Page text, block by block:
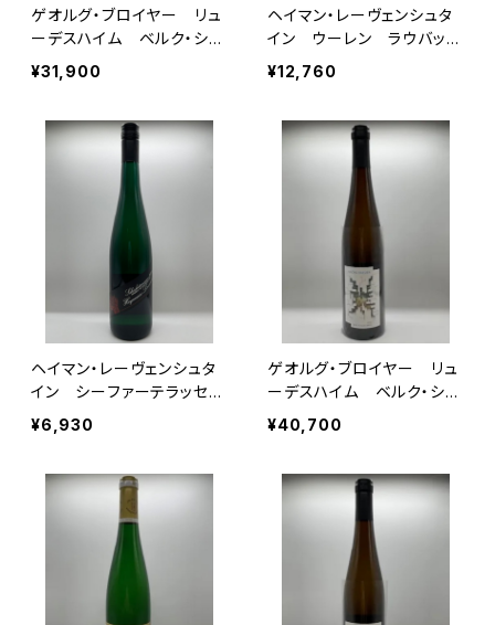
ゲオルグ・ブロイヤー リュ
ーデスハイム ベルク・シュ
ロスベルク リースリン
グ 2021
¥31,900
ヘイマン・レーヴェンシュタ
イン ウーレン ラウバッ
ハ グローセス・ゲヴェック
ス 2022
¥12,760
ヘイマン・レーヴェンシュタ
イン シーファーテラッセ
ン 2024
¥6,930
ゲオルグ・ブロイヤー リュ
ーデスハイム ベルク・シュ
ロスベルク リースリン
グ 2022
¥40,700